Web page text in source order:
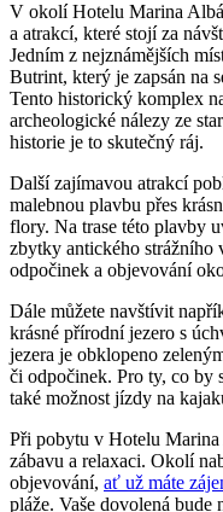
V okolí Hotelu Marina
a atrakcí, které ⁣stojí za
Jedním z nejznámějších
Butrint, který je zapsán na
Tento historický komplex
⁣archeologické nálezy ze
historie je to skutečný ráj.
Další‍ zajímavou⁣ atrakcí
malebnou plavbu‍ přes
flory. Na trase této‍ plavby
zbytky ⁣antického ⁤strážního
odpočinek ⁢a‌ objevování
Dále můžete navštívit⁤
krásné přírodní‌ jezero s‍
jezera ⁣je obklopeno
či odpočinek. Pro ty, ⁤co by
také možnost jízdy na
Při pobytu v Hotelu
⁢zábavu a relaxaci. Okolí
objevování, ať už máte
pláže. Vaše dovolená⁣ bude